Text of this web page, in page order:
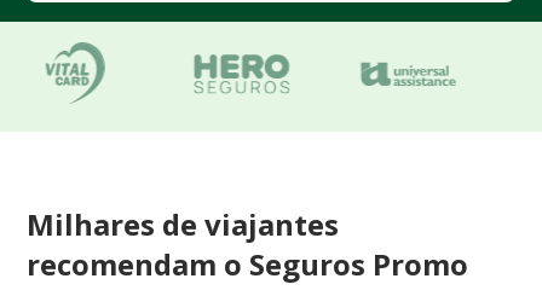
Milhares de viajantes
recomendam o Seguros Promo